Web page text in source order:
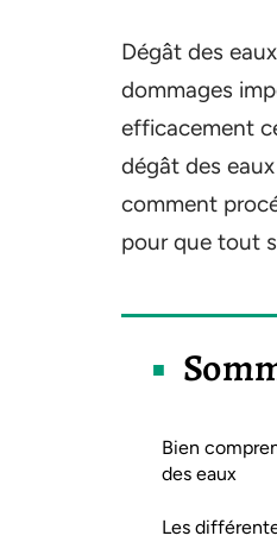
Dégât des
dommages
efficacement
dégât des
comment
pour que tout
Bien
des eaux
Les